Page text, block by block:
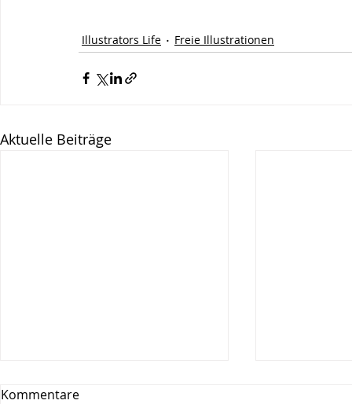
Illustrators Life Freie Illustrationen
Aktuelle Beiträge
Kommentare